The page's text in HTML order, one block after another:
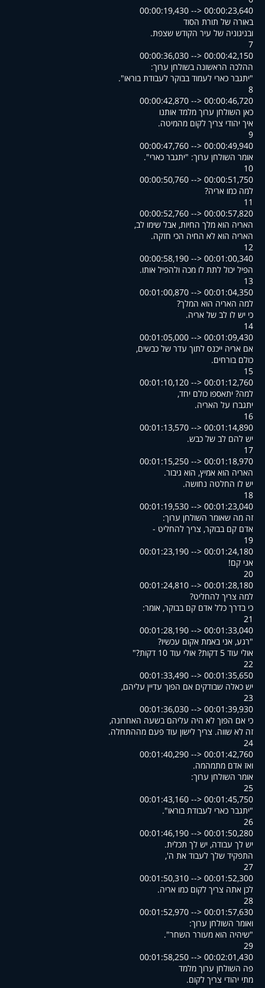
00:00:19,430 --> 00:00:23,640
באורה של תורת הסוד
.ובניגוניה של עיר הקודש שצפת
7
00:00:36,030 --> 00:00:42,150
:ההלכה הראשונה בשולחן ערוך
."יתגבר כארי לעמוד בבוקר לעבודת בוראו"
8
00:00:42,870 --> 00:00:46,720
כאן השולחן ערוך מלמד אותנו
.איך יהודי צריך לקום מהמיטה
9
00:00:47,760 --> 00:00:49,940
."אומר השולחן ערוך: "יתגבר כארי
10
00:00:50,760 --> 00:00:51,750
?למה כמו אריה
11
00:00:52,760 --> 00:00:57,820
,האריה הוא מלך החיות, אבל שימו לב
.האריה הוא לא החיה הכי חזקה
12
00:00:58,190 --> 00:01:00,340
.הפיל יכול לתת לו מכה ולהפיל אותו
13
00:01:00,870 --> 00:01:04,350
?למה האריה הוא המלך
.כי יש לו לב של אריה
14
00:01:05,000 --> 00:01:09,430
,אם אריה ייכנס לתוך עדר של כבשים
.כולם בורחים
15
00:01:10,120 --> 00:01:12,760
,למה? יתאספו כולם יחד
.יתגברו על האריה
16
00:01:13,570 --> 00:01:14,890
.יש להם לב של כבש
17
00:01:15,250 --> 00:01:18,970
.האריה הוא אמיץ, הוא גיבור
.יש לו החלטה נחושה
18
00:01:19,530 --> 00:01:23,040
:זה מה שאומר השולחן ערוך
- אדם קם בבוקר, צריך להחליט
19
00:01:23,190 --> 00:01:24,180
!אני קם
20
00:01:24,810 --> 00:01:28,180
?למה צריך להחליט
:כי בדרך כלל אדם קם בבוקר, אומר
21
00:01:28,190 --> 00:01:33,040
?רגע, אני באמת אקום עכשיו"
"?אולי עוד 5 דקות? אולי עוד 10 דקות
22
00:01:33,490 --> 00:01:35,650
,יש כאלה שבודקים אם הפוך עדיין עליהם
23
00:01:36,030 --> 00:01:39,930
,כי אם הפוך לא היה עליהם בשעה האחרונה
.זה לא שווה. צריך לישון עוד פעם מההתחלה
24
00:01:40,290 --> 00:01:42,760
.ואז אדם מתמהמה
:אומר השולחן ערוך
25
00:01:43,160 --> 00:01:45,750
."יתגבר כארי לעבודת בוראו"
26
00:01:46,190 --> 00:01:50,280
.יש לך עבודה, יש לך תכלית
,'התפקיד שלך לעבוד את ה
27
00:01:50,310 --> 00:01:52,300
.לכן אתה צריך לקום כמו אריה
28
00:01:52,970 --> 00:01:57,630
:ואומר השולחן ערוך
."שיהיה הוא מעורר השחר"
29
00:01:58,250 --> 00:02:01,430
פה השולחן ערוך מלמד
.מתי יהודי צריך לקום